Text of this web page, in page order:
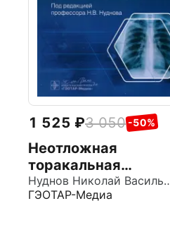
1 525 3 050 -50%
Неотложная
торакальная
радиология.
Краткое
Нуднов
ГЭОТАР-Медиа